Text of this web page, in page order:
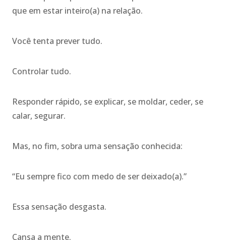
que em estar inteiro(a) na relação.
Você tenta prever tudo.
Controlar tudo.
Responder rápido, se explicar, se moldar, ceder, se
calar, segurar.
Mas, no fim, sobra uma sensação conhecida:
“Eu sempre fico com medo de ser deixado(a).”
Essa sensação desgasta.
Cansa a mente.